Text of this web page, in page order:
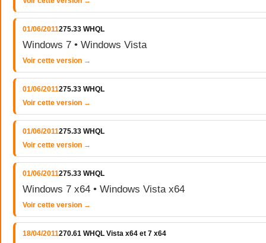
01/06/2011275.33 WHQL
Windows 7 • Windows Vista
Voir cette version →
01/06/2011275.33 WHQL
Voir cette version →
01/06/2011275.33 WHQL
Voir cette version →
01/06/2011275.33 WHQL
Windows 7 x64 • Windows Vista x64
Voir cette version →
18/04/2011270.61 WHQL Vista x64 et 7 x64